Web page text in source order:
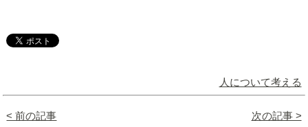
人について考える
< 前の記事 次の記事 >